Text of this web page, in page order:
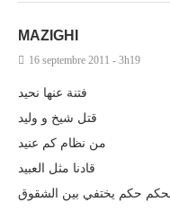
MAZIGHI
16 septembre 2011 - 3h19
فتنة عنها نحيد
قتل شيخ و وليد
من نظام كم عنيد
قادنا مثل العبيد
حكم يختفي بين الشقوق